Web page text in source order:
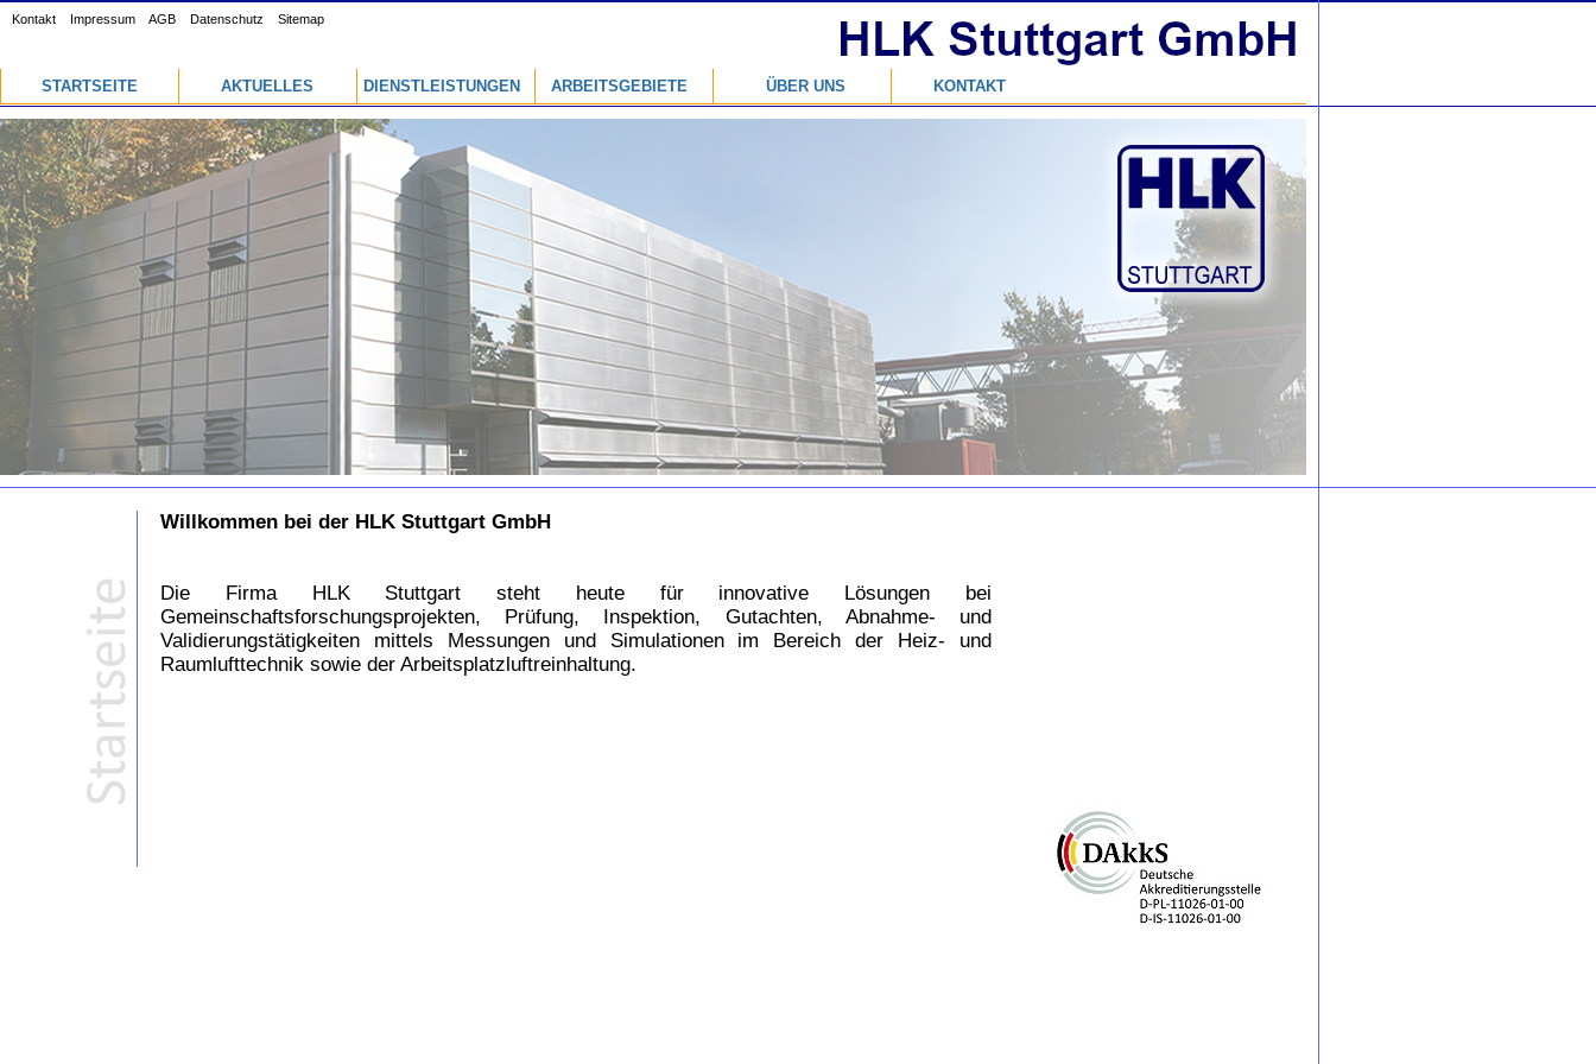
STARTSEITE AKTUELLES DIENSTLEISTUNGEN ARBEITSGEBIETE ÜBER UNS KONTAKT
Kontakt Impressum AGB Datenschutz Sitemap
Willkommen bei der HLK Stuttgart GmbH
Die Firma HLK Stuttgart steht heute für innovative Lösungen bei
Gemeinschaftsforschungsprojekten, Prüfung, Inspektion, Gutachten, Abnahme- und
Validierungstätigkeiten mittels Messungen und Simulationen im Bereich der Heiz- und
Raumlufttechnik sowie der Arbeitsplatzluftreinhaltung.